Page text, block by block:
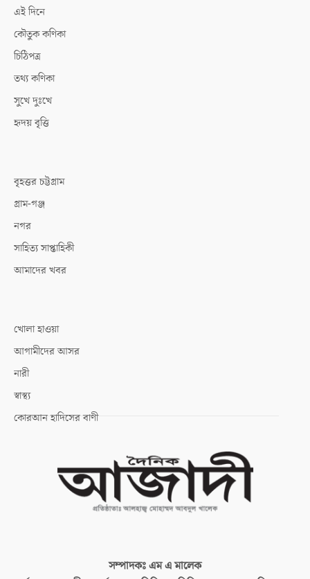
এই দিনে
কৌতুক কণিকা
চিঠিপত্র
তথ্য কণিকা
সুখে দুঃখে
হৃদয় বৃত্তি
বৃহত্তর চট্টগ্রাম
গ্রাম-গঞ্জ
নগর
সাহিত্য সাপ্তাহিকী
আমাদের খবর
খোলা হাওয়া
আগামীদের আসর
নারী
স্বাস্থ্য
কোরআন হাদিসের বাণী
সম্পাদকঃএম এ মালেক